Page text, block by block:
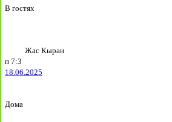
В гостях
Жас Кыран
п 7:3
18.06.2025
Дома